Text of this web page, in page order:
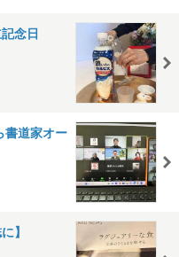
念日
書道家オー
】